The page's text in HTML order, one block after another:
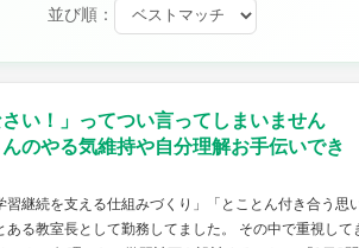
並び順：
さい！」ってつい言ってしまいません
のやる気維持や自分理解お手伝いでき
習継続を支える仕組みづくり」「とことん付き合う思
ある教室長として勤務してました。 その中で重視して